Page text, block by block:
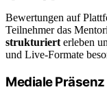
Bewertungen auf
Teilnehmer das
strukturiert erleben
und Live-Formate
Mediale